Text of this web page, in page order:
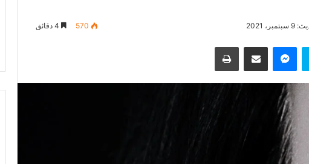
2021
570
سكايب